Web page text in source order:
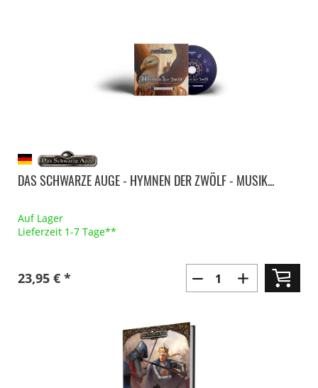
DAS SCHWARZE AUGE - HYMNEN DER ZWÖLF - MUSIK...
Auf Lager
Lieferzeit 1-7 Tage**
23,95 € *